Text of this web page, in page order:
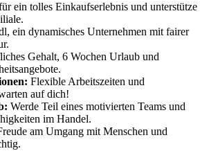
ein tolles Einkaufserlebnis und unterstütze
ein dynamisches Unternehmen mit fairer
Gehalt, 6 Wochen Urlaub und
Flexible Arbeitszeiten und
auf dich!
Werde Teil eines motivierten Teams und
im Handel.
am Umgang mit Menschen und